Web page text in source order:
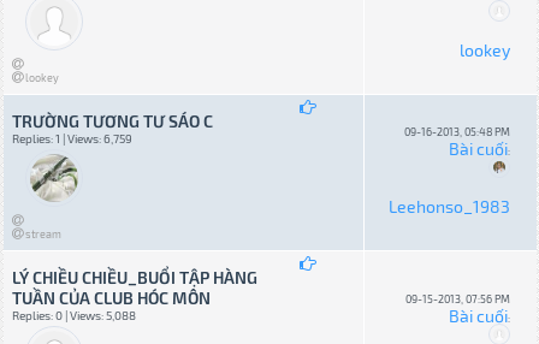
lookey
lookey
TRƯỜNG TƯƠNG TƯ SÁO C
Replies: 1 | Views: 6,759
stream
09-16-2013, 05:48 PM
Bài cuối:
Leehonso_1983
LÝ CHIỀU CHIỀU_BUỔI TẬP HÀNG
TUẦN CỦA CLUB HÓC MÔN
Replies: 0 | Views: 5,088
09-15-2013, 07:56 PM
Bài cuối: